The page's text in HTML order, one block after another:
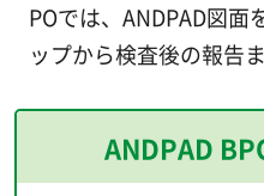
POでは、ANDPAD図
ップから検査後の報告
ANDPAD